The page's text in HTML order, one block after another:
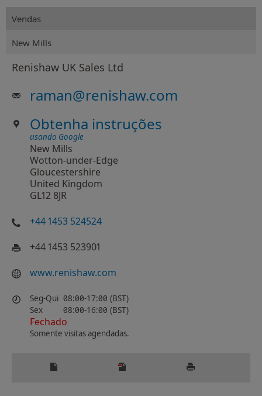
Vendas
New Mills
Renishaw UK Sales Ltd
raman@renishaw.com
Obtenha instruções
usando Google
New Mills
Wotton-under-Edge
Gloucestershire
United Kingdom
GL12 8JR
+44 1453 524524
+44 1453 523901
www.renishaw.com
Seg-Qui 08:00-17:00 (BST)
Sex
08:00-16:00 (BST)
Fechado
Somente visitas agendadas.